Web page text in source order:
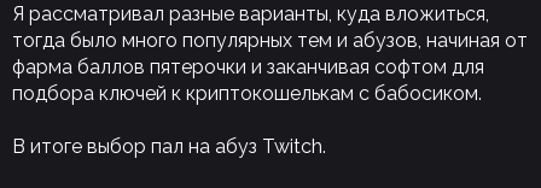
Я рассматривал разные варианты, куда вложиться,
тогда было много популярных тем и абузов, начиная от
фарма баллов пятерочки и заканчивая софтом для
подбора ключей к криптокошелькам с бабосиком.
В итоге выбор пал на абуз Twitch.